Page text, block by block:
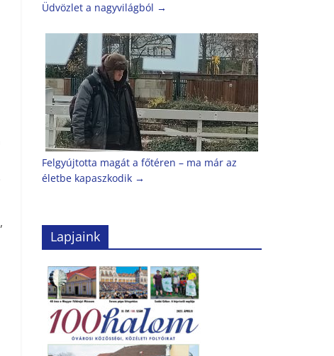
Üdvözlet a nagyvilágból →
Felgyújtotta magát a főtéren – ma már az
életbe kapaszkodik →
Lapjaink